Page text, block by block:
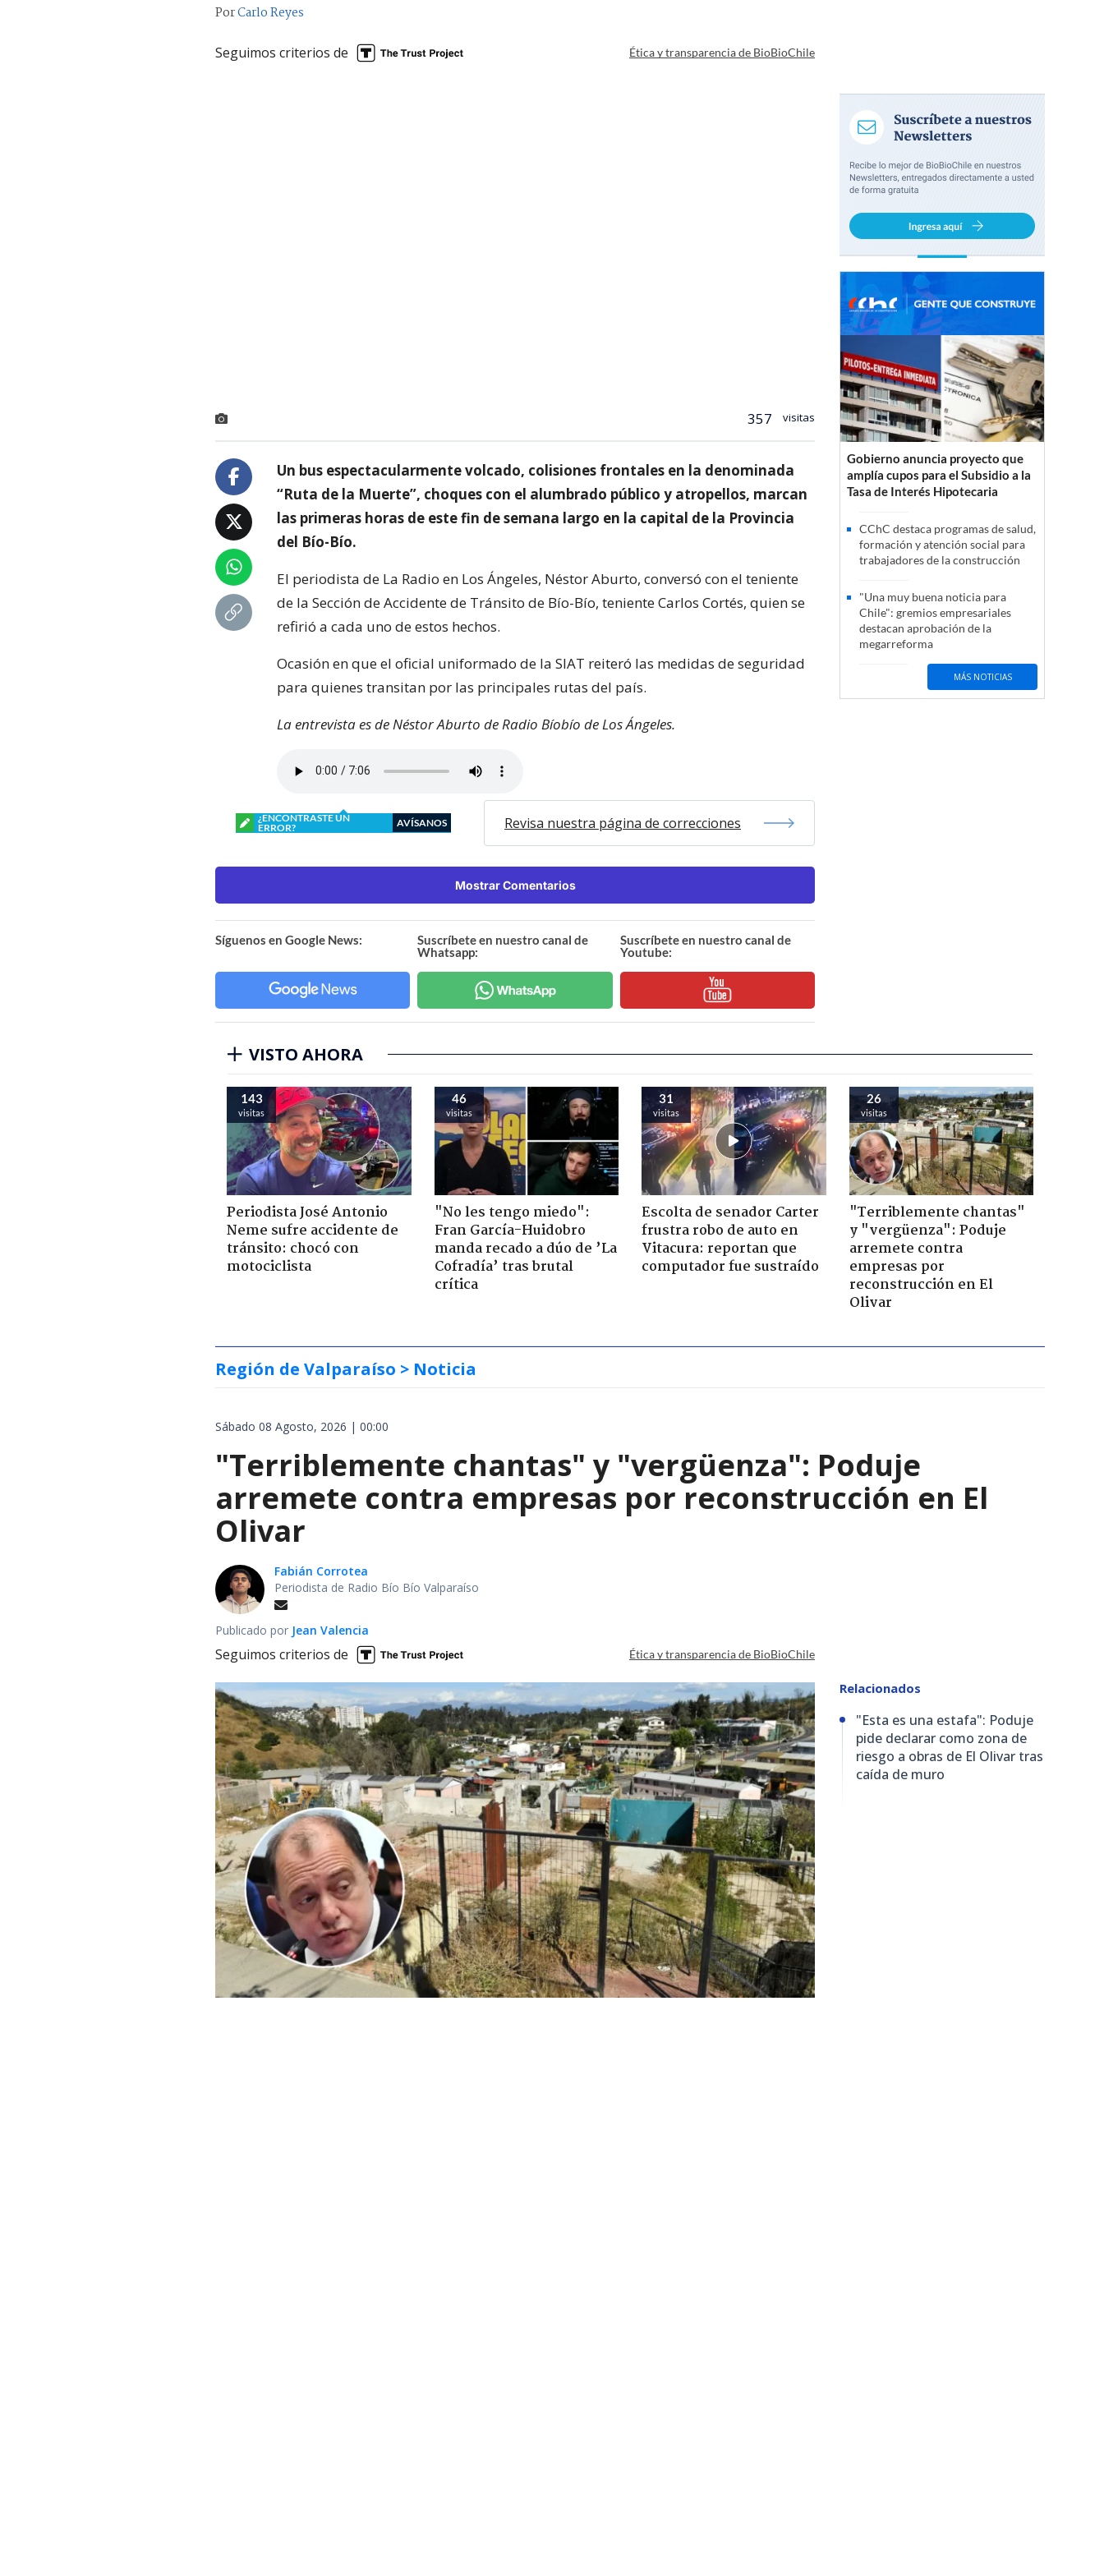
PorCarlo Reyes
Seguimos criterios de Ética y transparencia de BioBioChile
357 visitas
Un bus espectacularmente volcado, colisiones frontales en la denominada
“Ruta de la Muerte”, choques con el alumbrado público y atropellos, marcan
las primeras horas de este fin de semana largo en la capital de la Provincia
del Bío-Bío.
El periodista de La Radio en Los Ángeles, Néstor Aburto, conversó con el teniente
de la Sección de Accidente de Tránsito de Bío-Bío, teniente Carlos Cortés, quien se
refirió a cada uno de estos hechos.
Ocasión en que el oficial uniformado de la SIAT reiteró las medidas de seguridad
para quienes transitan por las principales rutas del país.
La entrevista es de Néstor Aburto de Radio Bíobío de Los Ángeles.
¿ENCONTRASTE UN
ERROR?
AVÍSANOS Revisa nuestra página de correcciones
Mostrar Comentarios
Síguenos en Google News:
Suscríbete en nuestro canal de
Whatsapp:
Suscríbete en nuestro canal de
Youtube:
Gobierno anuncia proyecto que
amplía cupos para el Subsidio a la
Tasa de Interés Hipotecaria
CChC destaca programas de salud,
formación y atención social para
trabajadores de la construcción
"Una muy buena noticia para
Chile": gremios empresariales
destacan aprobación de la
megarreforma
MÁS NOTICIAS
VISTO AHORA
143
visitas
Periodista José Antonio
Neme sufre accidente de
tránsito: chocó con
motociclista
46
visitas
"No les tengo miedo":
Fran García-Huidobro
manda recado a dúo de ’La
Cofradía’ tras brutal
crítica
31
visitas
Escolta de senador Carter
frustra robo de auto en
Vitacura: reportan que
computador fue sustraído
26
visitas
"Terriblemente chantas"
y "vergüenza": Poduje
arremete contra
empresas por
reconstrucción en El
Olivar
Región de Valparaíso > Noticia
Sábado 08 Agosto, 2026 | 00:00
"Terriblemente chantas" y "vergüenza": Poduje
arremete contra empresas por reconstrucción en El
Olivar
Fabián Corrotea
Periodista de Radio Bío Bío Valparaíso
Publicado por Jean Valencia
Seguimos criterios de Ética y transparencia de BioBioChile
Relacionados
"Esta es una estafa": Poduje
pide declarar como zona de
riesgo a obras de El Olivar tras
caída de muro